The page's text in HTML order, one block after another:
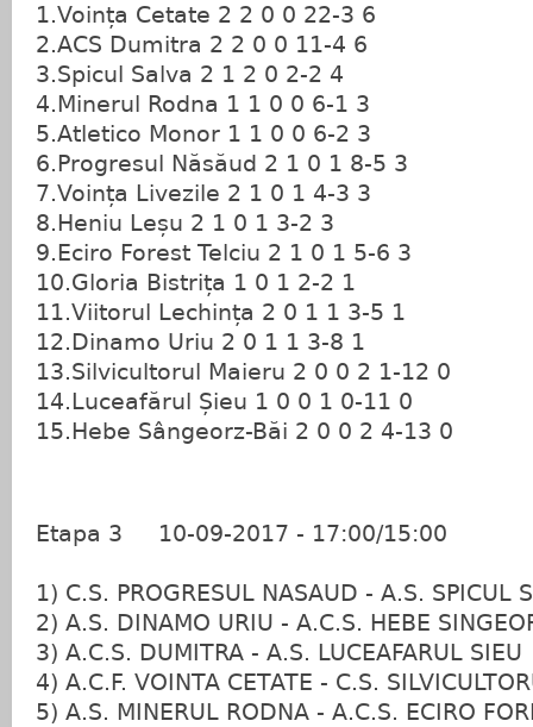
1.Voința Cetate 2 2 0 0 22-3 6
2.ACS Dumitra 2 2 0 0 11-4 6
3.Spicul Salva 2 1 2 0 2-2 4
4.Minerul Rodna 1 1 0 0 6-1 3
5.Atletico Monor 1 1 0 0 6-2 3
6.Progresul Năsăud 2 1 0 1 8-5 3
7.Voința Livezile 2 1 0 1 4-3 3
8.Heniu Leșu 2 1 0 1 3-2 3
9.Eciro Forest Telciu 2 1 0 1 5-6 3
10.Gloria Bistrița 1 0 1 2-2 1
11.Viitorul Lechința 2 0 1 1 3-5 1
12.Dinamo Uriu 2 0 1 1 3-8 1
13.Silvicultorul Maieru 2 0 0 2 1-12 0
14.Luceafărul Șieu 1 0 0 1 0-11 0
15.Hebe Sângeorz-Băi 2 0 0 2 4-13 0
Etapa 3 10-09-2017 - 17:00/15:00
1) C.S. PROGRESUL NASAUD - A.S.
2) A.S. DINAMO URIU - A.C.S. HEBE
3) A.C.S. DUMITRA - A.S. LUCEAFARUL
4) A.C.F. VOINTA CETATE - C.S.
5) A.S. MINERUL RODNA - A.C.S. ECIRO